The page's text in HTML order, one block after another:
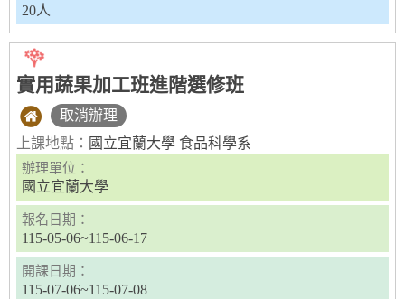
20人
實用蔬果加工班進階選修班
取消辦理
上課地點： 國立宜蘭大學 食品科學系
辦理單位：
國立宜蘭大學
報名日期：
115-05-06~115-06-17
開課日期：
115-07-06~115-07-08